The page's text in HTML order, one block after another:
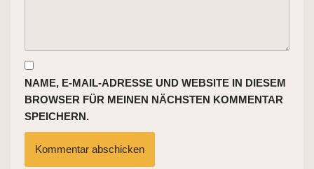
NAME, E-MAIL-ADRESSE UND WEBSITE IN DIESEM
BROWSER FÜR MEINEN NÄCHSTEN KOMMENTAR
SPEICHERN.